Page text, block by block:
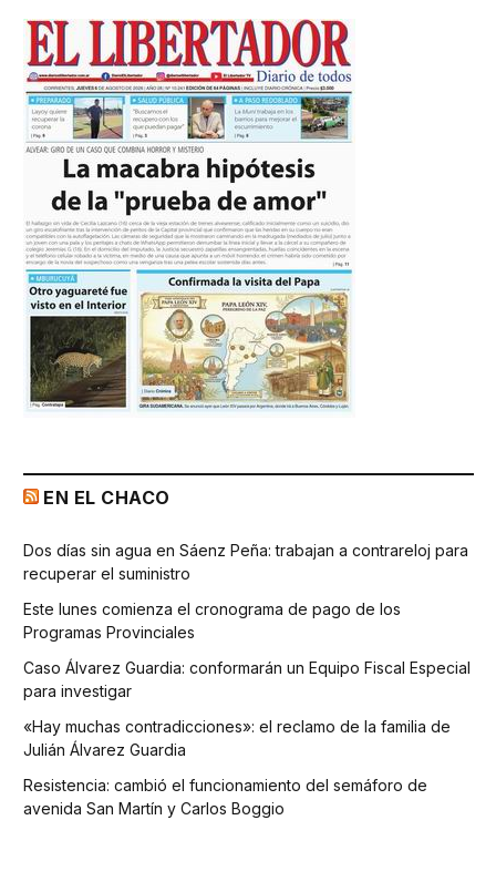
EN EL CHACO
Dos días sin agua en Sáenz Peña: trabajan a contrareloj para
recuperar el suministro
Este lunes comienza el cronograma de pago de los
Programas Provinciales
Caso Álvarez Guardia: conformarán un Equipo Fiscal Especial
para investigar
«Hay muchas contradicciones»: el reclamo de la familia de
Julián Álvarez Guardia
Resistencia: cambió el funcionamiento del semáforo de
avenida San Martín y Carlos Boggio